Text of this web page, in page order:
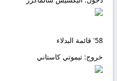
58' قائمة البدلاء
خروج: تيموتي كاستاني